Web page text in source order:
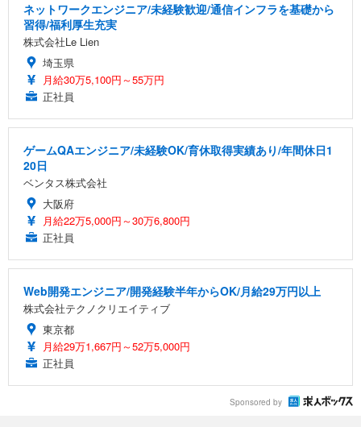
ネットワークエンジニア/未経験歓迎/通信インフラを基礎から
習得/福利厚生充実
株式会社Le Lien
埼玉県
月給30万5,100円～55万円
正社員
ゲームQAエンジニア/未経験OK/育休取得実績あり/年間休日1
20日
ベンタス株式会社
大阪府
月給22万5,000円～30万6,800円
正社員
Web開発エンジニア/開発経験半年からOK/月給29万円以上
株式会社テクノクリエイティブ
東京都
月給29万1,667円～52万5,000円
正社員
Sponsored by